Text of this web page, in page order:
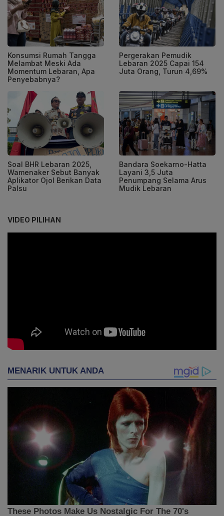
Konsumsi Rumah Tangga
Melambat Meski Ada
Momentum Lebaran, Apa
Penyebabnya?
Pergerakan Pemudik
Lebaran 2025 Capai 154
Juta Orang, Turun 4,69%
Soal BHR Lebaran 2025,
Wamenaker Sebut Banyak
Aplikator Ojol Berikan Data
Palsu
Bandara Soekarno-Hatta
Layani 3,5 Juta
Penumpang Selama Arus
Mudik Lebaran
VIDEO PILIHAN